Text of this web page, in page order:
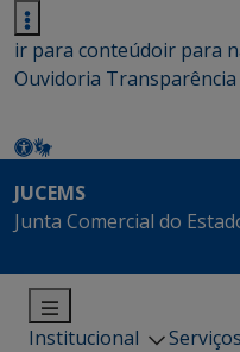
ir para conteúdoir para
Ouvidoria Transparência
JUCEMS
Junta Comercial do
Institucional Serviços